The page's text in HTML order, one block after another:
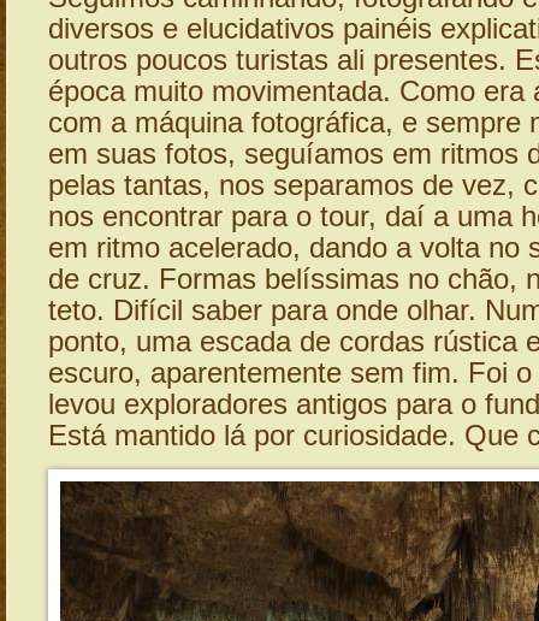
diversos e elucidativos painéis
outros poucos turistas ali presentes.
época muito movimentada. Como era
com a máquina fotográfica, e sempre
em suas fotos, seguíamos em ritmos
pelas tantas, nos separamos de vez,
nos encontrar para o tour, daí a uma
em ritmo acelerado, dando a volta no
de cruz. Formas belíssimas no chão,
teto. Difícil saber para onde olhar.
ponto, uma escada de cordas rústica
escuro, aparentemente sem fim. Foi
levou exploradores antigos para o
Está mantido lá por curiosidade. Que